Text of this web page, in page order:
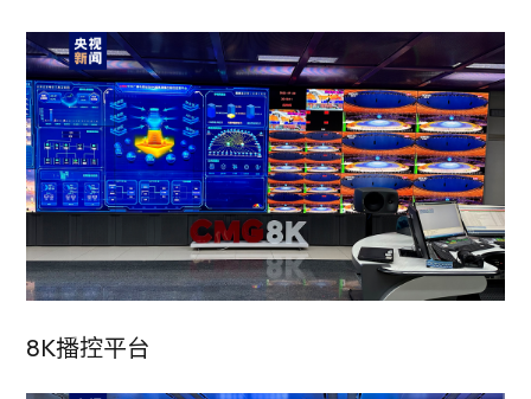
8K播控平台